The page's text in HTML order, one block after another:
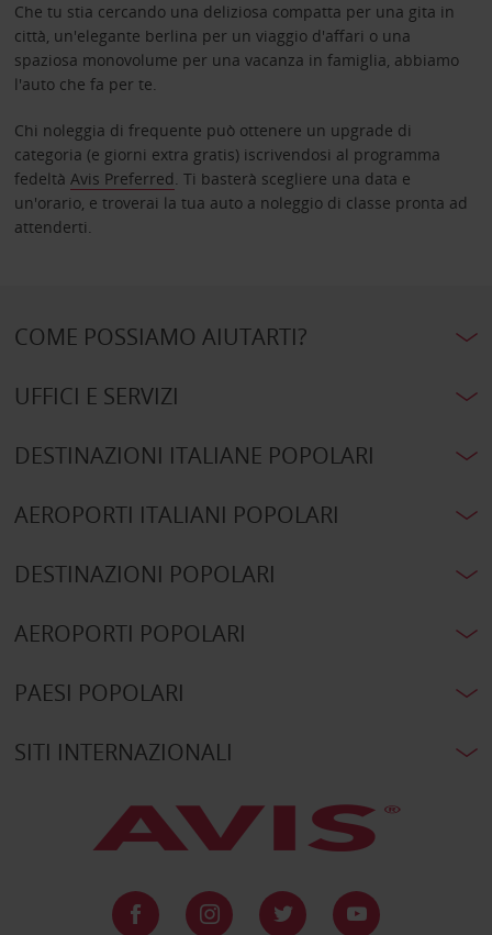
Che tu stia cercando una deliziosa compatta per una gita in
città, un'elegante berlina per un viaggio d'affari o una
spaziosa monovolume per una vacanza in famiglia, abbiamo
l'auto che fa per te.
Chi noleggia di frequente può ottenere un upgrade di
categoria (e giorni extra gratis) iscrivendosi al programma
fedeltà Avis Preferred. Ti basterà scegliere una data e
un'orario, e troverai la tua auto a noleggio di classe pronta ad
attenderti.
COME POSSIAMO AIUTARTI?
UFFICI E SERVIZI
DESTINAZIONI ITALIANE POPOLARI
AEROPORTI ITALIANI POPOLARI
DESTINAZIONI POPOLARI
AEROPORTI POPOLARI
PAESI POPOLARI
SITI INTERNAZIONALI